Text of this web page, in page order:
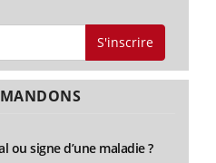
S'inscrire
ou signe d’une maladie ?